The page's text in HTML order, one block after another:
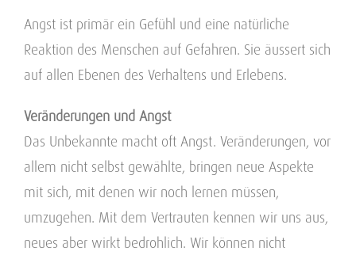
Angst ist primär ein Gefühl und eine natürliche
Reaktion des Menschen auf Gefahren. Sie äussert sich
auf allen Ebenen des Verhaltens und Erlebens.
Veränderungen und Angst
Das Unbekannte macht oft Angst. Veränderungen, vor
allem nicht selbst gewählte, bringen neue Aspekte
mit sich, mit denen wir noch lernen müssen,
umzugehen. Mit dem Vertrauten kennen wir uns aus,
neues aber wirkt bedrohlich. Wir können nicht